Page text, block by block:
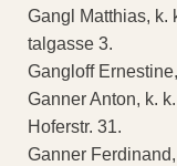
Gangl Matthias, k.
talgasse 3.
Gangloff
Ganner Anton, k.
Hoferstr. 31.
Ganner